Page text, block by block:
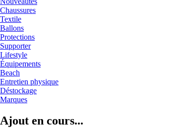
Chaussures
Textile
Ballons
Protections
Supporter
Lifestyle
Équipements
Beach
Entretien physique
Déstockage
Marques
Ajout en cours...